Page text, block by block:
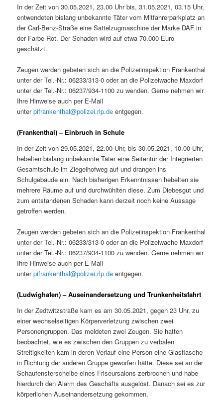
In der Zeit von 30.05.2021, 23.00 Uhr bis, 31.05.2021, 03.15 Uhr,
entwendeten bislang unbekannte Täter vom Mitfahrerparkplatz an
der Carl-Benz-Straße eine Sattelzugmaschine der Marke DAF in
der Farbe Rot. Der Schaden wird auf etwa 70.000 Euro
geschätzt.
Zeugen werden gebeten sich an die Polizeiinspektion Frankenthal
unter der Tel.-Nr.: 06233/313-0 oder an die Polizeiwache Maxdorf
unter der Tel.-Nr.: 06237/934-1100 zu wenden. Gerne nehmen wir
Ihre Hinweise auch per E-Mail
unterpifrankenthal@polizei.rlp.de entgegen.
(Frankenthal) – Einbruch in Schule
In der Zeit von 29.05.2021, 22.00 Uhr, bis 30.05.2021, 10.00 Uhr,
hebelten bislang unbekannte Täter eine Seitentür der Integrierten
Gesamtschule im Ziegelhofweg auf und drangen ins
Schulgebäude ein. Nach bisherigen Erkenntnissen hebelten sie
mehrere Räume auf und durchwühlten diese. Zum Diebesgut und
zum entstandenen Schaden kann derzeit noch keine Aussage
getroffen werden.
Zeugen werden gebeten sich an die Polizeiinspektion Frankenthal
unter der Tel.-Nr.: 06233/313-0 oder an die Polizeiwache Maxdorf
unter der Tel.-Nr.: 06237/934-1100 zu wenden. Gerne nehmen wir
Ihre Hinweise auch per E-Mail
unterpifrankenthal@polizei.rlp.de entgegen.
(Ludwighafen) – Auseinandersetzung und Trunkenheitsfahrt
In der Zedtwitzstraße kam es am 30.05.2021, gegen 23 Uhr, zu
einer wechselseitigen Körperverletzung zwischen zwei
Personengruppen. Das meldeten zwei Zeugen. Sie hatten
beobachtet, wie es zwischen den Gruppen zu verbalen
Streitigkeiten kam in deren Verlauf eine Person eine Glasflasche
in Richtung der anderen Gruppe geworfen hätte. Diese sei an der
Schaufensterscheibe eines Friseursalons zerbrochen und habe
hierdurch den Alarm des Geschäfts ausgelöst. Danach sei es zur
körperlichen Auseinandersetzung gekommen.